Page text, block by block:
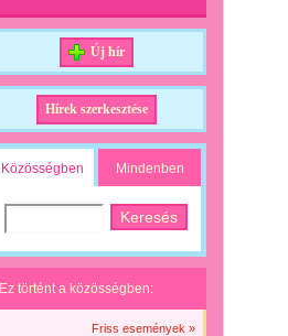
Új hír
Hírek szerkesztése
Közösségben Mindenben
Ez történt a közösségben:
Friss események »